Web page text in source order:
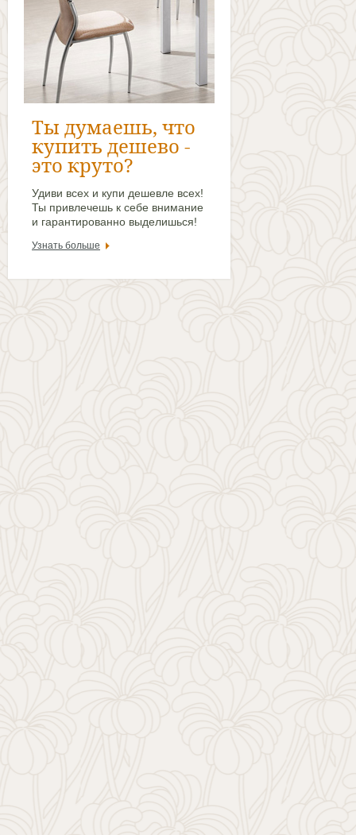
Ты думаешь, что
купить дешево -
это круто?
Удиви всех и купи дешевле всех!
Ты привлечешь к себе внимание
и гарантированно выделишься!
Узнать больше